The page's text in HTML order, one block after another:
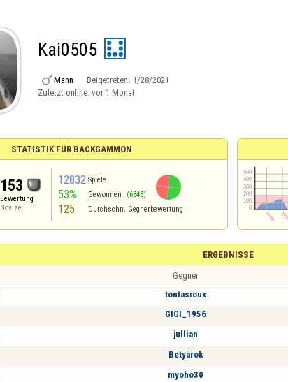
Kai0505
Mann Beigetreten: 1/28/2021
Zuletzt online: vor 1 Monat
STATISTIK FÜR BACKGAMMON
153
Bewertung
Novize
12832 Spiele
53% Gewonnen (6843)
125 Durchschn. Gegnerbewertung
ERGEBNISSE
Gegner
tontasioux
GIGI_1956
jullian
Betyárok
myoho30